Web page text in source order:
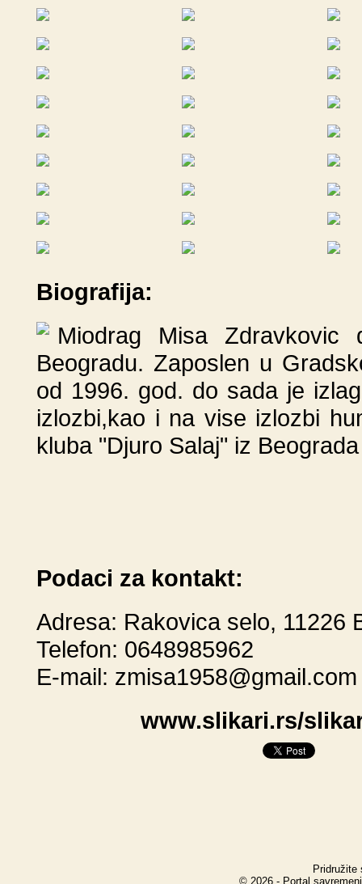
Biografija:
Miodrag Misa Zdravkovic
Beogradu. Zaposlen u
od 1996. god. do sada je
izlozbi,kao i na vise izlozbi
kluba "Djuro Salaj" iz
Podaci za kontakt:
Adresa: Rakovica selo, 11226
Telefon: 0648985962
E-mail: zmisa1958@gmail.com
www.slikari.rs/
© 2026 - Portal